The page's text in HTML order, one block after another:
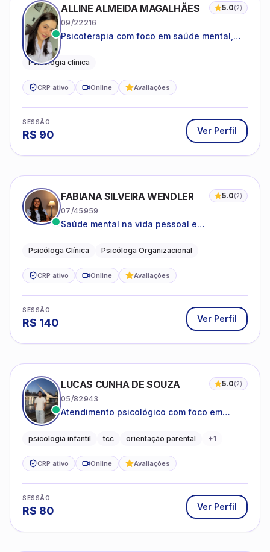
ALLINE ALMEIDA MAGALHÃES 5.0(2)
09/22216
Psicoterapia com foco em saúde mental,
adolescentes e adultos.
Psicologia clínica
CRP ativo Online Avaliações
SESSÃO
R$ 90 Ver Perfil
FABIANA SILVEIRA WENDLER 5.0(2)
07/45959
Saúde mental na vida pessoal e
Psicóloga Clínica Psicóloga Organizacional
CRP ativo Online Avaliações
SESSÃO
R$ 140 Ver Perfil
LUCAS CUNHA DE SOUZA 5.0(2)
05/82943
Atendimento psicológico com foco em
promovendo equilíbrio emocional e
psicologia infantil tcc orientação parental +1
CRP ativo Online Avaliações
SESSÃO
R$ 80 Ver Perfil